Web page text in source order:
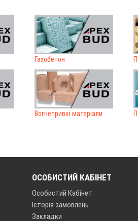
Газобетон
Вогнетривкі матеріали
ОСОБИСТИЙ КАБІНЕТ
Особистий Кабінет
Історія замовлень
Закладки